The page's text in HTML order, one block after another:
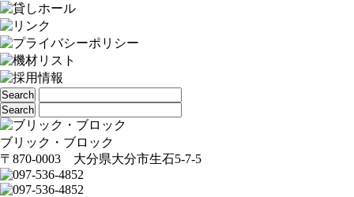
ブリック・ブロック
〒870-0003 大分県大分市生石5-7-5